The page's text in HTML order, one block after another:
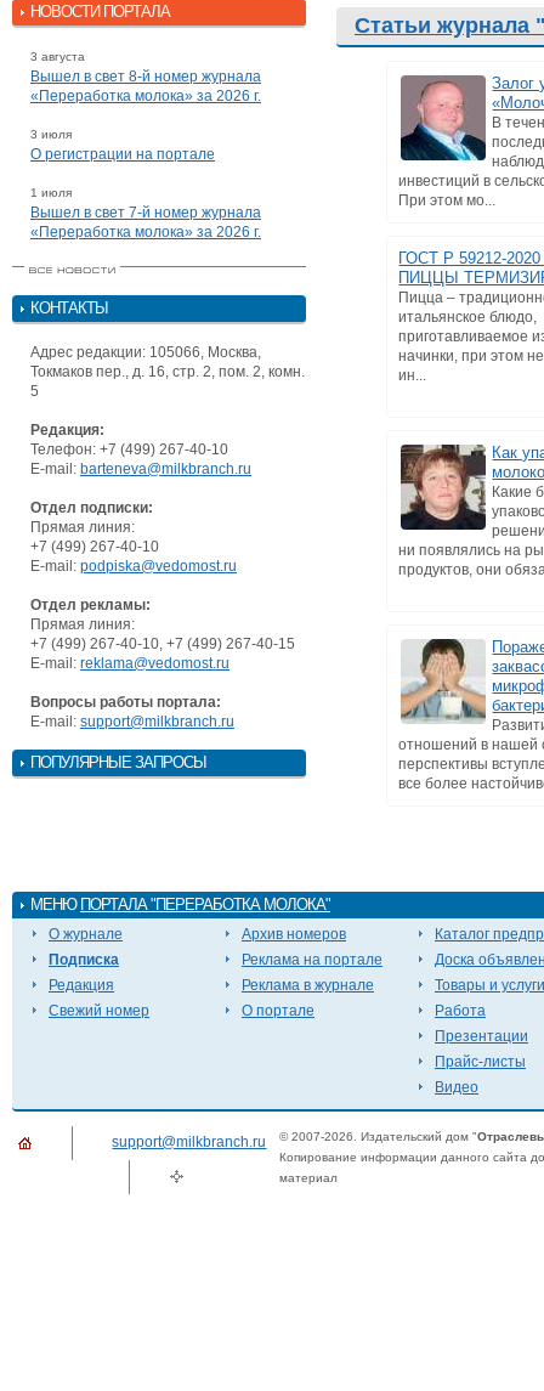
НОВОСТИ ПОРТАЛА
3 августа
Вышел в свет 8-й номер журнала
«Переработка молока» за 2026 г.
3 июля
О регистрации на портале
1 июля
Вышел в свет 7-й номер журнала
«Переработка молока» за 2026 г.
КОНТАКТЫ
Адрес редакции: 105066, Москва,
Токмаков пер., д. 16, стр. 2, пом. 2, комн.
5
Редакция:
Телефон: +7 (499) 267-40-10
E-mail: barteneva@milkbranch.ru
Отдел подписки:
Прямая линия:
+7 (499) 267-40-10
E-mail: podpiska@vedomost.ru
Отдел рекламы:
Прямая линия:
+7 (499) 267-40-10, +7 (499) 267-40-15
E-mail: reklama@vedomost.ru
Вопросы работы портала:
E-mail: support@milkbranch.ru
ПОПУЛЯРНЫЕ ЗАПРОСЫ
Статьи журнала
Залог
В
инвестиций в
При этом мо...
ГОСТ Р 59212-
ПИЦЦЫ
Пицца –
итальянское блюдо,
приготавливаемое
начинки, при этом
ин...
Как
Какие
ни появлялись на
продуктов, они
отношений в нашей
перспективы
все более
МЕНЮ ПОРТАЛА "ПЕРЕРАБОТКА МОЛОКА"
О журнале
Подписка
Редакция
Свежий номер
Архив номеров
Реклама на портале
Реклама в журнале
О портале
Каталог
Доска
Товары и услуги
Работа
Презентации
Прайс-листы
Видео
support@milkbranch.ru © 2007-2026. Издательский дом "
Копирование информации данного сайта
материал